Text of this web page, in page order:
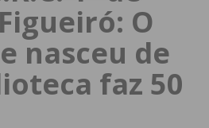
O
nasceu de
faz 50